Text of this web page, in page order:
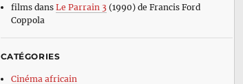
filmsdans Le Parrain 3 (1990) de Francis Ford
Coppola
CATÉGORIES
Cinéma africain